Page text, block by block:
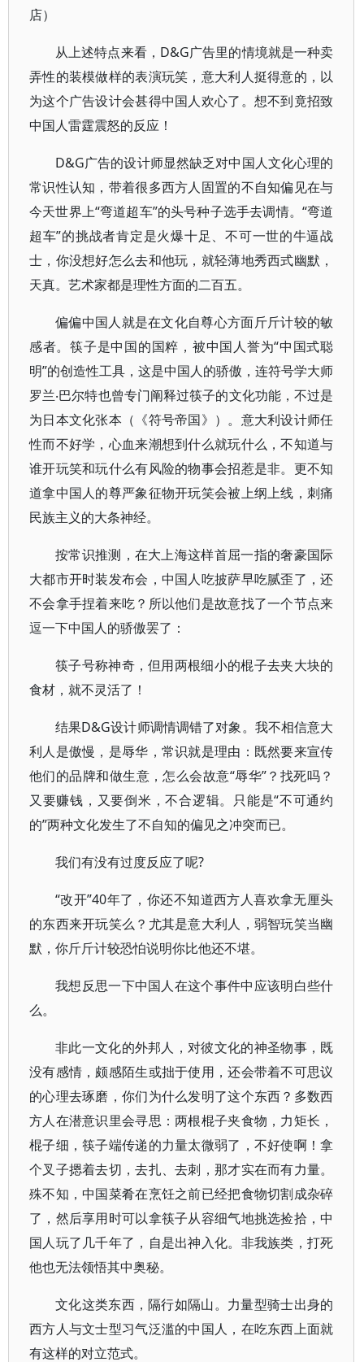
店）
从上述特点来看，D&G广告里的情境就是一种卖
弄性的装模做样的表演玩笑，意大利人挺得意的，以
为这个广告设计会甚得中国人欢心了。想不到竟招致
中国人雷霆震怒的反应！
D&G广告的设计师显然缺乏对中国人文化心理的
常识性认知，带着很多西方人固置的不自知偏见在与
今天世界上“弯道超车”的头号种子选手去调情。“弯道
超车”的挑战者肯定是火爆十足、不可一世的牛逼战
士，你没想好怎么去和他玩，就轻薄地秀西式幽默，
天真。艺术家都是理性方面的二百五。
偏偏中国人就是在文化自尊心方面斤斤计较的敏
感者。筷子是中国的国粹，被中国人誉为“中国式聪
明”的创造性工具，这是中国人的骄傲，连符号学大师
罗兰‧巴尔特也曾专门阐释过筷子的文化功能，不过是
为日本文化张本（《符号帝国》）。意大利设计师任
性而不好学，心血来潮想到什么就玩什么，不知道与
谁开玩笑和玩什么有风险的物事会招惹是非。更不知
道拿中国人的尊严象征物开玩笑会被上纲上线，刺痛
民族主义的大条神经。
按常识推测，在大上海这样首屈一指的奢豪国际
大都市开时装发布会，中国人吃披萨早吃腻歪了，还
不会拿手捏着来吃？所以他们是故意找了一个节点来
逗一下中国人的骄傲罢了：
筷子号称神奇，但用两根细小的棍子去夹大块的
食材，就不灵活了！
结果D&G设计师调情调错了对象。我不相信意大
利人是傲慢，是辱华，常识就是理由：既然要来宣传
他们的品牌和做生意，怎么会故意“辱华”？找死吗？
又要赚钱，又要倒米，不合逻辑。只能是“不可通约
的”两种文化发生了不自知的偏见之冲突而已。
我们有没有过度反应了呢?
“改开”40年了，你还不知道西方人喜欢拿无厘头
的东西来开玩笑么？尤其是意大利人，弱智玩笑当幽
默，你斤斤计较恐怕说明你比他还不堪。
我想反思一下中国人在这个事件中应该明白些什
么。
非此一文化的外邦人，对彼文化的神圣物事，既
没有感情，颇感陌生或拙于使用，还会带着不可思议
的心理去琢磨，你们为什么发明了这个东西？多数西
方人在潜意识里会寻思：两根棍子夹食物，力矩长，
棍子细，筷子端传递的力量太微弱了，不好使啊！拿
个叉子摁着去切，去扎、去刺，那才实在而有力量。
殊不知，中国菜肴在烹饪之前已经把食物切割成杂碎
了，然后享用时可以拿筷子从容细气地挑选捡拾，中
国人玩了几千年了，自是出神入化。非我族类，打死
他也无法领悟其中奥秘。
文化这类东西，隔行如隔山。力量型骑士出身的
西方人与文士型习气泛滥的中国人，在吃东西上面就
有这样的对立范式。